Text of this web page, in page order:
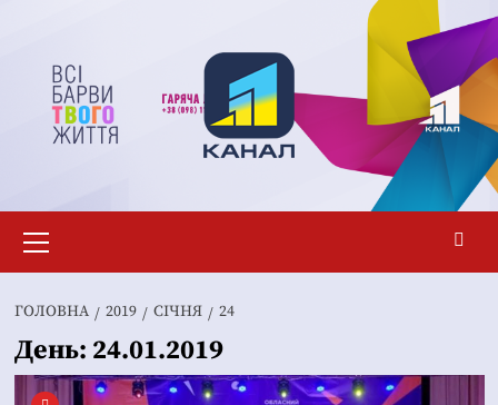
вмісту
меню
ГОЛОВНА 2019 СІЧНЯ 24
День: 24.01.2019